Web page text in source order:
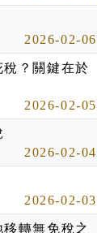
2026-02-06
？關鍵在於
2026-02-05
2026-02-04
2026-02-03
轉無免稅之